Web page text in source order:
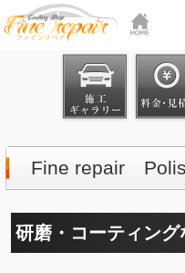
Fine repair
研磨・コーティン